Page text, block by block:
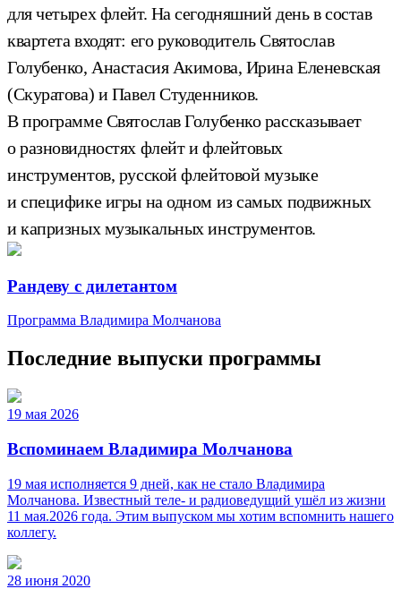
для четырех флейт. На сегодняшний день в состав
квартета входят: его руководитель Святослав
Голубенко, Анастасия Акимова, Ирина Еленевская
(Скуратова) и Павел Студенников.
В программе Святослав Голубенко рассказывает
о разновидностях флейт и флейтовых
инструментов, русской флейтовой музыке
и специфике игры на одном из самых подвижных
и капризных музыкальных инструментов.
Рандеву с дилетантом
Программа Владимира Молчанова
Последние выпуски программы
19 мая 2026
Вспоминаем Владимира Молчанова
19 мая исполняется 9 дней, как не стало Владимира
Молчанова. Известный теле‑ и радиоведущий ушёл из жизни
11 мая.2026 года. Этим выпуском мы хотим вспомнить нашего
коллегу.
28 июня 2020